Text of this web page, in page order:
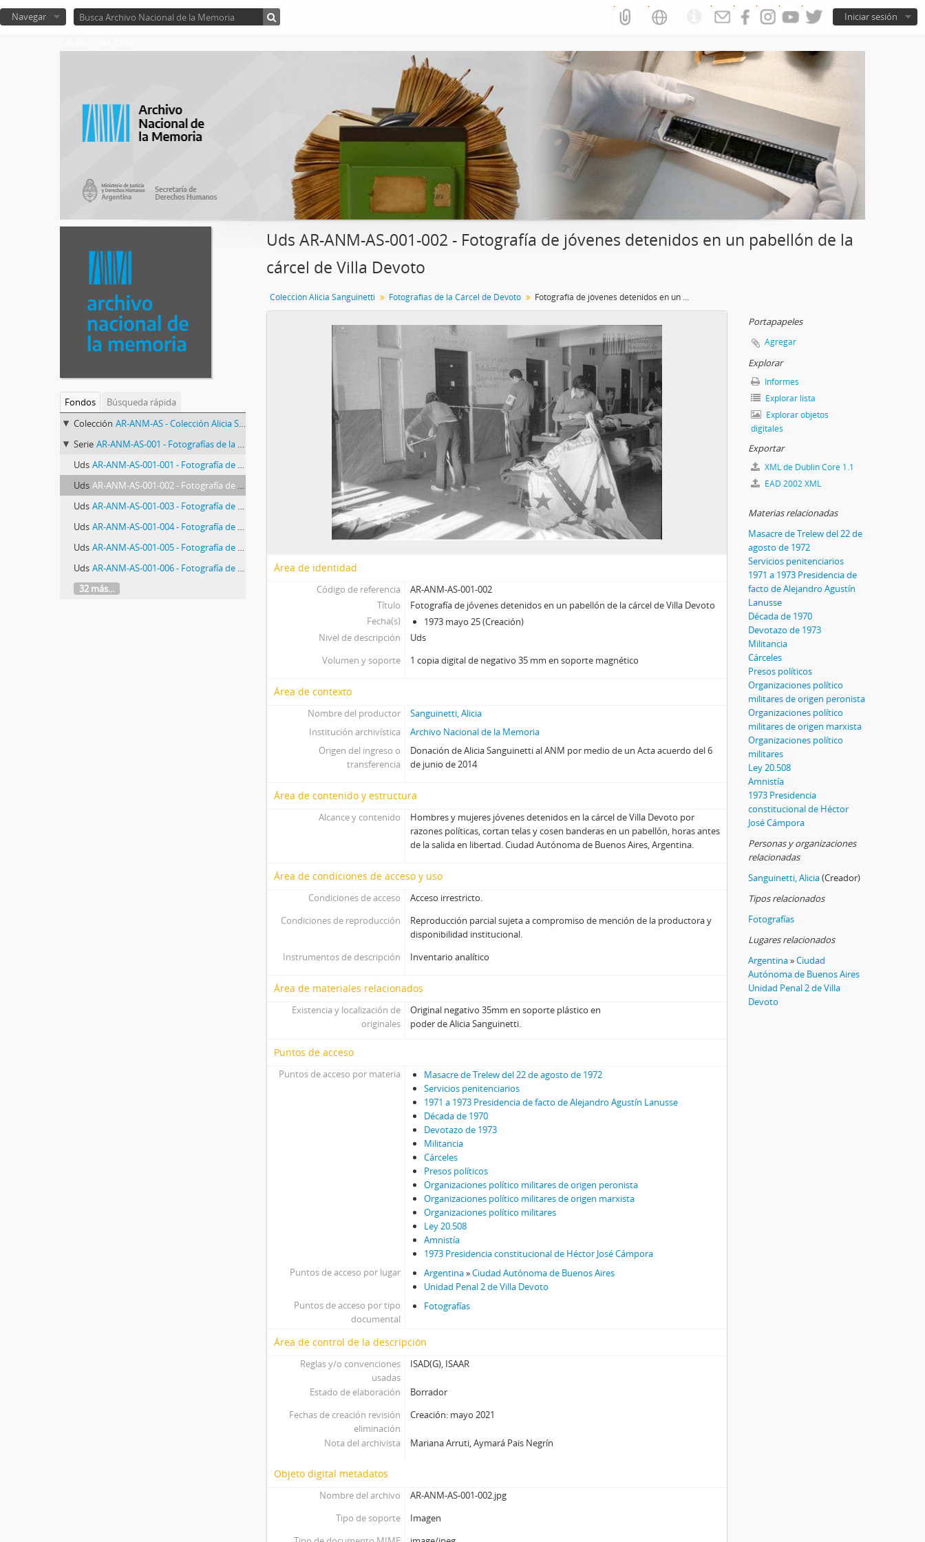
Iniciar sesión
Navegar
Fondos
Búsqueda rápida
Colección AR-ANM-AS - Colección Alicia Sanguinetti
Serie AR-ANM-AS-001 - Fotografías de la Cárcel de Devoto
Uds AR-ANM-AS-001-001 - Fotografía de jóvenes detenidos en un pabellón de la cárcel de Villa Devoto
Uds AR-ANM-AS-001-002 - Fotografía de jóvenes detenidos en un pabellón de la cárcel de Villa Devoto
Uds AR-ANM-AS-001-003 - Fotografía de jóvenes detenidos en un pabellón de la cárcel de Villa Devoto
Uds AR-ANM-AS-001-004 - Fotografía de jóvenes detenidos en un pabellón de la cárcel de Villa Devoto
Uds AR-ANM-AS-001-005 - Fotografía de jóvenes detenidos en un pabellón de la cárcel de Villa Devoto
Uds AR-ANM-AS-001-006 - Fotografía de jóvenes detenidos en un pabellón de la cárcel de Villa Devoto
32 más...
Uds AR-ANM-AS-001-002 - Fotografía de jóvenes detenidos en un pabellón de la
cárcel de Villa Devoto
Colección Alicia Sanguinetti Fotografías de la Cárcel de Devoto Fotografía de jóvenes detenidos en un pabellón de la cárcel de Villa Devoto
Área de identidad
Código de referencia
AR-ANM-AS-001-002
Título
Fotografía de jóvenes detenidos en un pabellón de la cárcel de Villa Devoto
Fecha(s)
1973 mayo 25 (Creación)
Nivel de descripción
Uds
Volumen y soporte
1 copia digital de negativo 35 mm en soporte magnético
Área de contexto
Nombre del productor
Sanguinetti, Alicia
Institución archivística
Archivo Nacional de la Memoria
Origen del ingreso o
transferencia
Donación de Alicia Sanguinetti al ANM por medio de un Acta acuerdo del 6
de junio de 2014
Área de contenido y estructura
Alcance y contenido
Hombres y mujeres jóvenes detenidos en la cárcel de Villa Devoto por
razones políticas, cortan telas y cosen banderas en un pabellón, horas antes
de la salida en libertad. Ciudad Autónoma de Buenos Aires, Argentina.
Área de condiciones de acceso y uso
Condiciones de acceso
Acceso irrestricto.
Condiciones de reproducción
Reproducción parcial sujeta a compromiso de mención de la productora y
disponibilidad institucional.
Instrumentos de descripción
Inventario analítico
Área de materiales relacionados
Existencia y localización de
originales
Original negativo 35mm en soporte plástico en
poder de Alicia Sanguinetti.
Puntos de acceso
Puntos de acceso por materia
Masacre de Trelew del 22 de agosto de 1972
Servicios penitenciarios
1971 a 1973 Presidencia de facto de Alejandro Agustín Lanusse
Década de 1970
Devotazo de 1973
Militancia
Cárceles
Presos políticos
Organizaciones político militares de origen peronista
Organizaciones político militares de origen marxista
Organizaciones político militares
Ley 20.508
Amnistía
1973 Presidencia constitucional de Héctor José Cámpora
Puntos de acceso por lugar
Argentina»Ciudad Autónoma de Buenos Aires
Unidad Penal 2 de Villa Devoto
Puntos de acceso por tipo
documental
Fotografías
Área de control de la descripción
Reglas y/o convenciones
usadas
ISAD(G), ISAAR
Estado de elaboración
Borrador
Fechas de creación revisión
eliminación
Creación: mayo 2021
Nota del archivista Mariana Arruti, Aymará Pais Negrín
Objeto digital metadatos
Nombre del archivo
AR-ANM-AS-001-002.jpg
Tipo de soporte
Imagen
Portapapeles
Agregar
Explorar
Informes
Explorar lista
Explorar objetos
digitales
Exportar
XML de Dublin Core 1.1
EAD 2002 XML
Materias relacionadas
Masacre de Trelew del 22 de
agosto de 1972
Servicios penitenciarios
1971 a 1973 Presidencia de
facto de Alejandro Agustín
Lanusse
Década de 1970
Devotazo de 1973
Militancia
Cárceles
Presos políticos
Organizaciones político
militares de origen peronista
Organizaciones político
militares de origen marxista
Organizaciones político
militares
Ley 20.508
Amnistía
1973 Presidencia
constitucional de Héctor
José Cámpora
Personas y organizaciones
relacionadas
Sanguinetti, Alicia(Creador)
Tipos relacionados
Fotografías
Lugares relacionados
Argentina»Ciudad
Autónoma de Buenos Aires
Unidad Penal 2 de Villa
Devoto